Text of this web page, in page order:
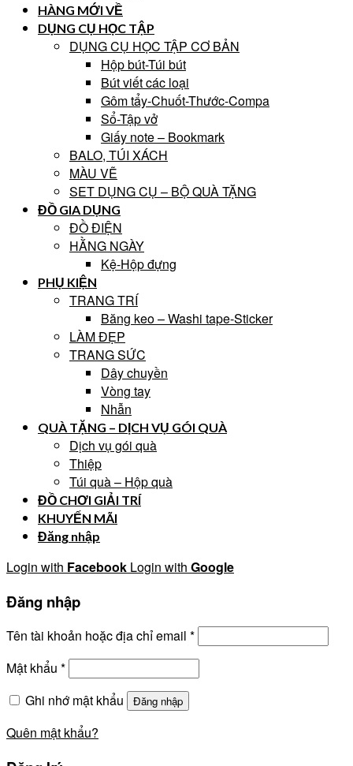
HÀNG MỚI VỀ
DỤNG CỤ HỌC TẬP
DỤNG CỤ HỌC TẬP CƠ BẢN
Hộp bút-Túi bút
Bút viết các loại
Gôm tẩy-Chuốt-Thước-Compa
Sổ-Tập vở
Giấy note – Bookmark
BALO, TÚI XÁCH
MÀU VẼ
SET DỤNG CỤ – BỘ QUÀ TẶNG
ĐỒ GIA DỤNG
ĐỒ ĐIỆN
HẰNG NGÀY
Kệ-Hộp đựng
PHỤ KIỆN
TRANG TRÍ
Băng keo – Washi tape-Sticker
LÀM ĐẸP
TRANG SỨC
Dây chuyền
Vòng tay
Nhẫn
QUÀ TẶNG – DỊCH VỤ GÓI QUÀ
Dịch vụ gói quà
Thiệp
Túi quà – Hộp quà
ĐỒ CHƠI GIẢI TRÍ
KHUYẾN MÃI
Đăng nhập
Login with Facebook Login with Google
Đăng nhập
Tên tài khoản hoặc địa chỉ email *
Mật khẩu *
Ghi nhớ mật khẩu
Đăng nhập
Quên mật khẩu?